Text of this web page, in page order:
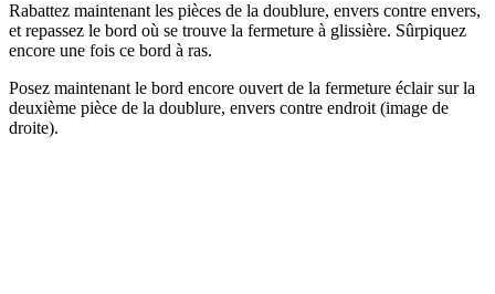
Rabattez maintenant les pièces de la doublure, envers contre envers,
et repassez le bord où se trouve la fermeture à glissière. Sûrpiquez
encore une fois ce bord à ras.
Posez maintenant le bord encore ouvert de la fermeture éclair sur la
deuxième pièce de la doublure, envers contre endroit (image de
droite).